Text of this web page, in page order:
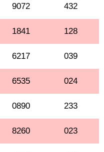
9072 432
1841 128
6217 039
6535 024
0890 233
8260 023